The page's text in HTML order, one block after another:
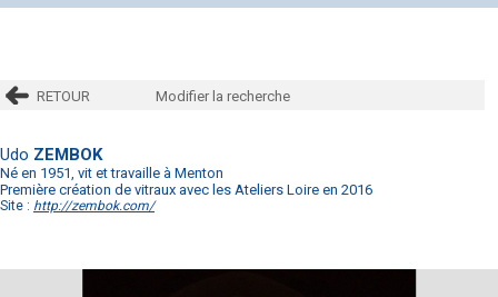
RETOUR Modifier la recherche
Udo ZEMBOK
Né en 1951, vit et travaille à Menton
Première création de vitraux avec les Ateliers Loire en 2016
Site : http://zembok.com/